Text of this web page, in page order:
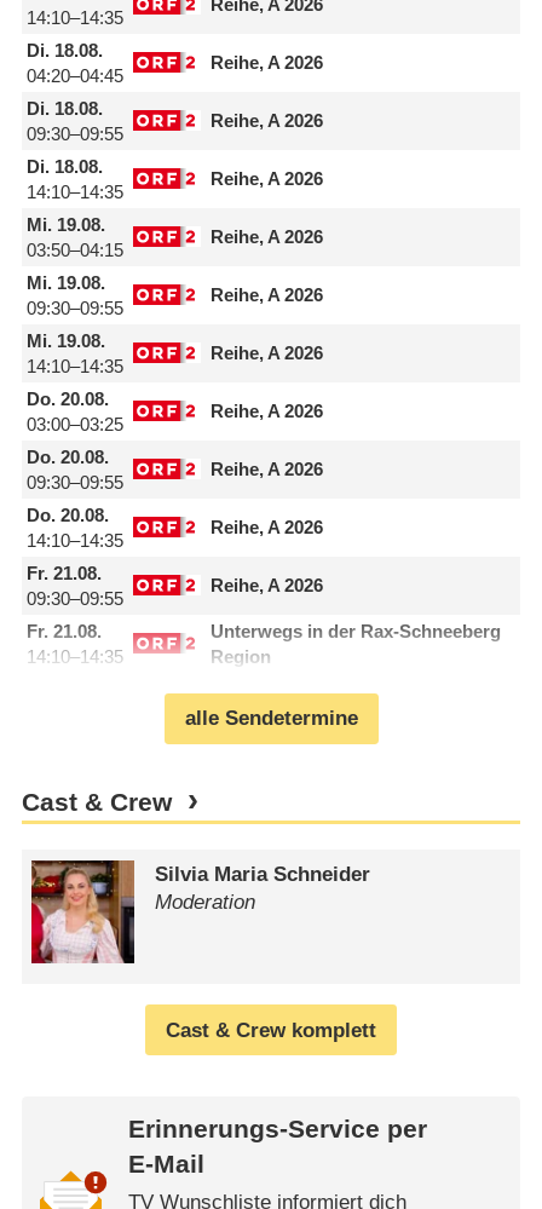
14:10–14:35
Di.18.08.
04:20–04:45
Reihe, A 2026
Di.18.08.
09:30–09:55
Reihe, A 2026
Di.18.08.
14:10–14:35
Reihe, A 2026
Mi.19.08.
03:50–04:15
Reihe, A 2026
Mi.19.08.
09:30–09:55
Reihe, A 2026
Mi.19.08.
14:10–14:35
Reihe, A 2026
Do.20.08.
03:00–03:25
Reihe, A 2026
Do.20.08.
09:30–09:55
Reihe, A 2026
Do.20.08.
14:10–14:35
Reihe, A 2026
Fr.21.08.
09:30–09:55
Reihe, A 2026
Fr. 21.08.
14:10–14:35
Unterwegs in der Rax-Schneeberg
Region
alle Sendetermine
Cast & Crew
Silvia Maria Schneider
Moderation
Cast & Crew komplett
Erinnerungs-Service per
E-Mail
TV Wunschliste informiert dich